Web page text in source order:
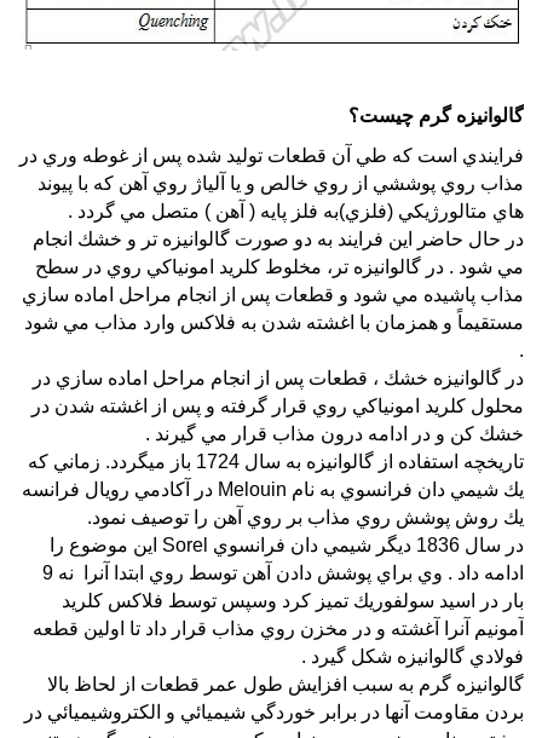
گالوانيزه گرم چیست؟
فرايندي است كه طي آن قطعات توليد شده پس از غوطه وري در
مذاب روي پوششي از روي خالص و يا آلياژ روي آهن كه با پيوند
هاي متالورژيكي (فلزي)به فلز پايه ( آهن ) متصل مي گردد .
در حال حاضر اين فرايند به دو صورت گالوانيزه تر و خشك انجام
مي شود . در گالوانيزه تر، مخلوط كلريد امونياكي روي در سطح
مذاب پاشيده مي شود و قطعات پس از انجام مراحل اماده سازي
مستقيماً و همزمان با اغشته شدن به فلاكس وارد مذاب مي شود
.
در گالوانيزه خشك ، قطعات پس از انجام مراحل اماده سازي در
محلول كلريد امونياكي روي قرار گرفته و پس از اغشته شدن در
خشك كن و در ادامه درون مذاب قرار مي گيرند .
تاريخچه استفاده از گالوانيزه به سال 1724 باز ميگردد. زماني كه
يك شيمي دان فرانسوي به نام Melouin در آكادمي رويال فرانسه
يك روش پوشش روي مذاب بر روي آهن را توصيف نمود.
در سال 1836 ديگر شيمي دان فرانسوي Sorel اين موضوع را
ادامه داد . وي براي پوشش دادن آهن توسط روي ابتدا آنرا نه 9
بار در اسيد سولفوريك تميز كرد وسپس توسط فلاكس كلريد
آمونيم آنرا آغشته و در مخزن روي مذاب قرار داد تا اولين قطعه
فولادي گالوانيزه شكل گيرد .
گالوانيزه گرم به سبب افزايش طول عمر قطعات از لحاظ بالا
بردن مقاومت آنها در برابر خوردگي شيميائي و الكتروشيميائي در